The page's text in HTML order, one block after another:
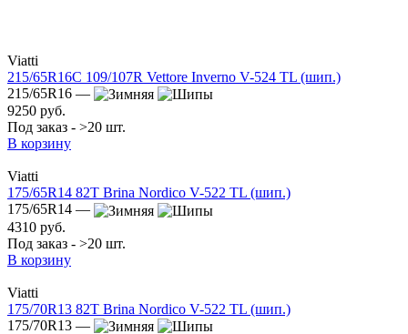
Viatti
215/65R16C 109/107R Vettore Inverno V-524 TL (шип.)
215/65R16 —
9250 руб.
Под заказ - >20 шт.
В корзину
Viatti
175/65R14 82T Brina Nordico V-522 TL (шип.)
175/65R14 —
4310 руб.
Под заказ - >20 шт.
В корзину
Viatti
175/70R13 82T Brina Nordico V-522 TL (шип.)
175/70R13 —